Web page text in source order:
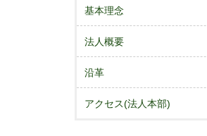
基本理念
法人概要
沿革
アクセス(法人本部)